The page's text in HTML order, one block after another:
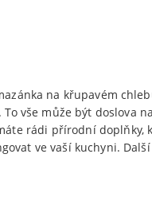
na křupavém
vše může být doslova
rádi přírodní doplňky,
ve vaší kuchyni. Další